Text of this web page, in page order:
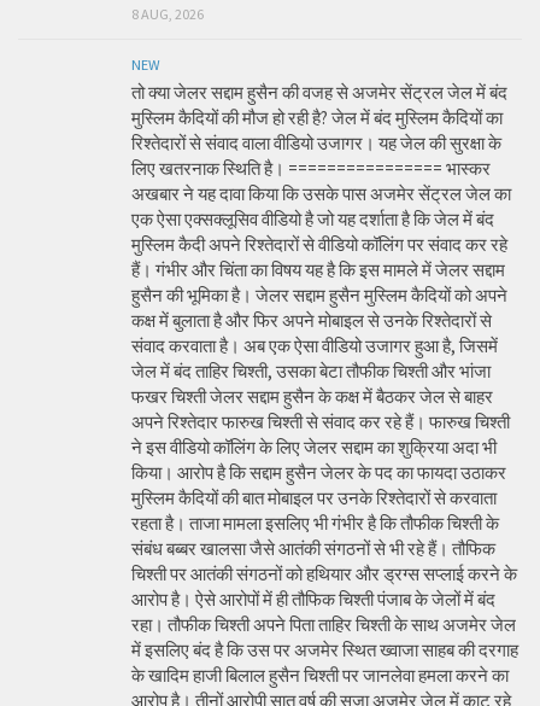
8 AUG, 2026
NEW
तो क्या जेलर सद्दाम हुसैन की वजह से अजमेर सेंट्रल जेल में बंद
मुस्लिम कैदियों की मौज हो रही है? जेल में बंद मुस्लिम कैदियों का
रिश्तेदारों से संवाद वाला वीडियो उजागर। यह जेल की सुरक्षा के
लिए खतरनाक स्थिति है। ================ भास्कर
अखबार ने यह दावा किया कि उसके पास अजमेर सेंट्रल जेल का
एक ऐसा एक्सक्लूसिव वीडियो है जो यह दर्शाता है कि जेल में बंद
मुस्लिम कैदी अपने रिश्तेदारों से वीडियो कॉलिंग पर संवाद कर रहे
हैं। गंभीर और चिंता का विषय यह है कि इस मामले में जेलर सद्दाम
हुसैन की भूमिका है। जेलर सद्दाम हुसैन मुस्लिम कैदियों को अपने
कक्ष में बुलाता है और फिर अपने मोबाइल से उनके रिश्तेदारों से
संवाद करवाता है। अब एक ऐसा वीडियो उजागर हुआ है, जिसमें
जेल में बंद ताहिर चिश्ती, उसका बेटा तौफीक चिश्ती और भांजा
फखर चिश्ती जेलर सद्दाम हुसैन के कक्ष में बैठकर जेल से बाहर
अपने रिश्तेदार फारुख चिश्ती से संवाद कर रहे हैं। फारुख चिश्ती
ने इस वीडियो कॉलिंग के लिए जेलर सद्दाम का शुक्रिया अदा भी
किया। आरोप है कि सद्दाम हुसैन जेलर के पद का फायदा उठाकर
मुस्लिम कैदियों की बात मोबाइल पर उनके रिश्तेदारों से करवाता
रहता है। ताजा मामला इसलिए भी गंभीर है कि तौफीक चिश्ती के
संबंध बब्बर खालसा जैसे आतंकी संगठनों से भी रहे हैं। तौफिक
चिश्ती पर आतंकी संगठनों को हथियार और ड्रग्स सप्लाई करने के
आरोप है। ऐसे आरोपों में ही तौफिक चिश्ती पंजाब के जेलों में बंद
रहा। तौफीक चिश्ती अपने पिता ताहिर चिश्ती के साथ अजमेर जेल
में इसलिए बंद है कि उस पर अजमेर स्थित ख्वाजा साहब की दरगाह
के खादिम हाजी बिलाल हुसैन चिश्ती पर जानलेवा हमला करने का
आरोप है। तीनों आरोपी सात वर्ष की सजा अजमेर जेल में काट रहे